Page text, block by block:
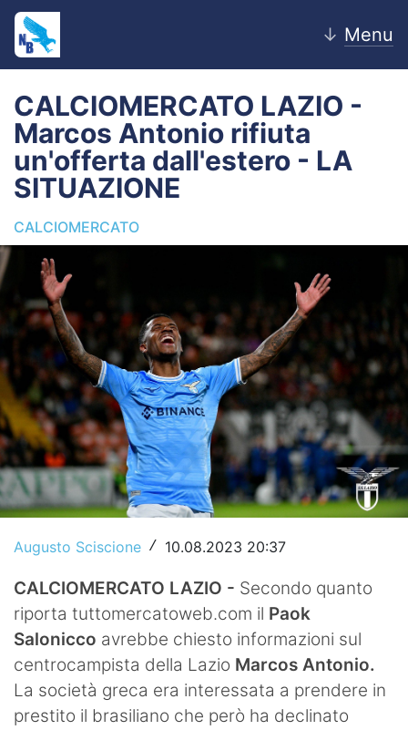
↓ Menu
Home
News
Editoriale
Pagelle
Settore Giovanile
Lazio Women
Calciomercato
Video
CALCIOMERCATO LAZIO -
Marcos Antonio rifiuta
un'offerta dall'estero - LA
SITUAZIONE
CALCIOMERCATO
Augusto Sciscione / 10.08.2023 20:37
CALCIOMERCATO LAZIO - Secondo quanto
riporta tuttomercatoweb.com il Paok
Salonicco avrebbe chiesto informazioni sul
centrocampista della Lazio Marcos Antonio.
La società greca era interessata a prendere in
prestito il brasiliano che però ha declinato